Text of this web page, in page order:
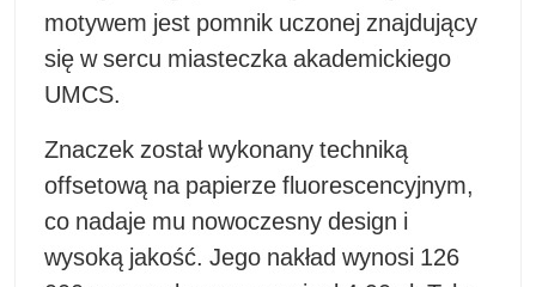
motywem jest pomnik uczonej znajdujący
się w sercu miasteczka akademickiego
UMCS.
Znaczek został wykonany techniką
offsetową na papierze fluorescencyjnym,
co nadaje mu nowoczesny design i
wysoką jakość. Jego nakład wynosi 126